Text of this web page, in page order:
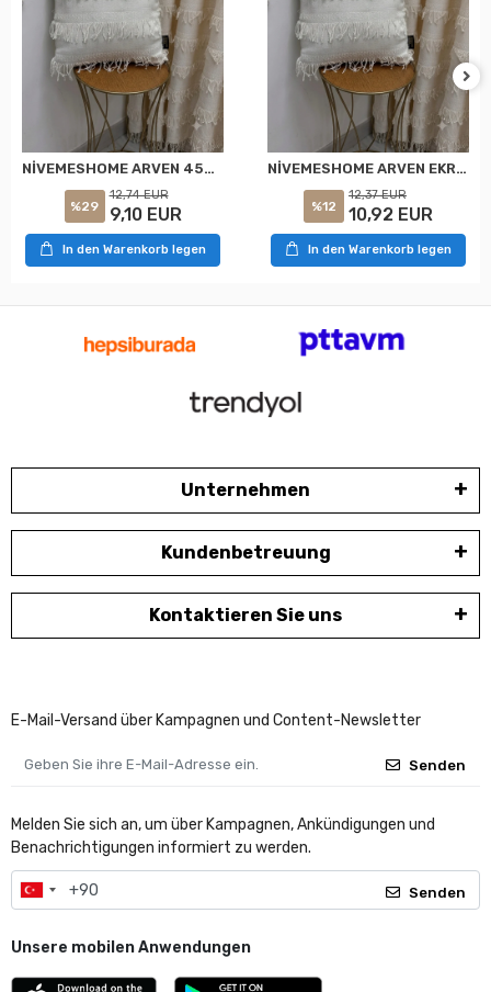
NİVEMESHOME ARVEN 45X45 EKRU KIRLENT KILIFI
%29
12,74 EUR
9,10 EUR
In den Warenkorb legen
NİVEMESHOME ARVEN EKRU 45X45 DOLGULU KIRLENT KILIFI
%12
12,37 EUR
10,92 EUR
In den Warenkorb legen
Unternehmen
Kundenbetreuung
Kontaktieren Sie uns
E-Mail-Versand über Kampagnen und Content-Newsletter
Senden
Melden Sie sich an, um über Kampagnen, Ankündigungen und
Benachrichtigungen informiert zu werden.
Senden
Unsere mobilen Anwendungen